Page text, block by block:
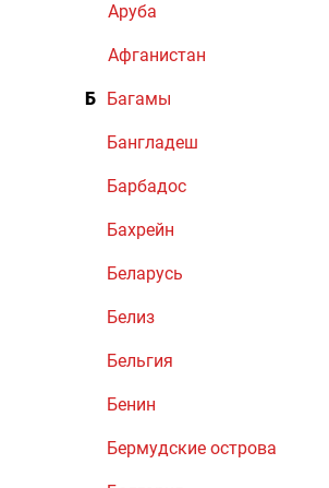
Аруба
Афганистан
Б Багамы
Бангладеш
Барбадос
Бахрейн
Беларусь
Белиз
Бельгия
Бенин
Бермудские острова